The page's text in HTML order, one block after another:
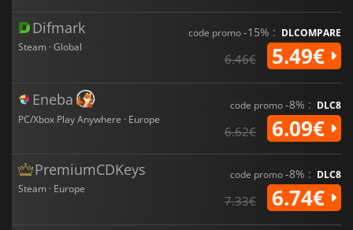
Difmark
Steam · Global
code promo-15% : DLCOMPARE
6.46€ 5.49€
Eneba
PC/Xbox Play Anywhere · Europe
code promo-8% : DLC8
6.62€ 6.09€
PremiumCDKeys
Steam · Europe
code promo-8% : DLC8
7.33€ 6.74€